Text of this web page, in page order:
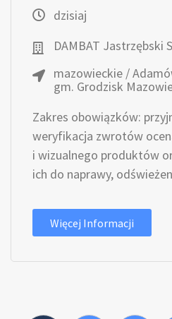
dzisiaj
DAMBAT Jastrzębski
mazowieckie /
gm. Grodzisk
Zakres obowiązków:
weryfikacja zwrotów
i wizualnego produktów
ich do naprawy,
Więcej Informacji